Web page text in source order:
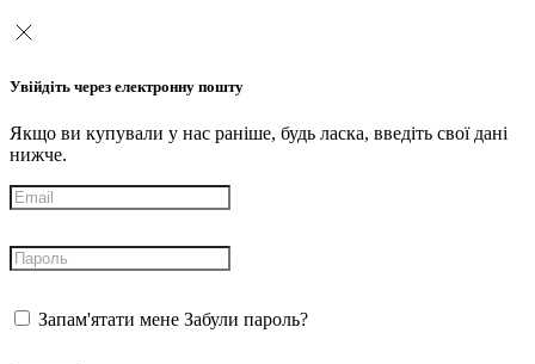
Увійдіть через електронну пошту
Якщо ви купували у нас раніше, будь ласка, введіть свої дані
нижче.
Запам'ятати мене Забули пароль?